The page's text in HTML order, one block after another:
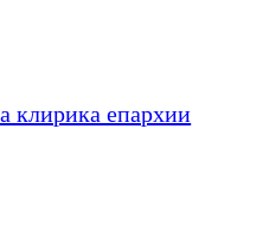
клирика епархии